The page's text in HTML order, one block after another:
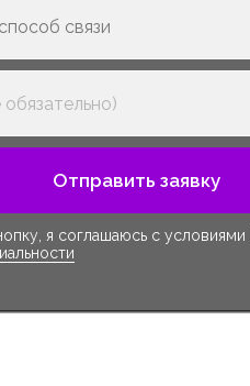
Отправить заявку
я соглашаюсь с условиями